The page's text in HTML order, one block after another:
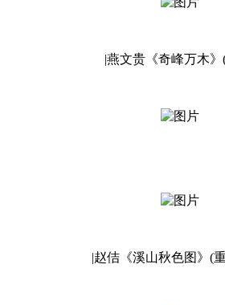
|燕文贵《奇峰万木
|赵佶《溪山秋色图》(